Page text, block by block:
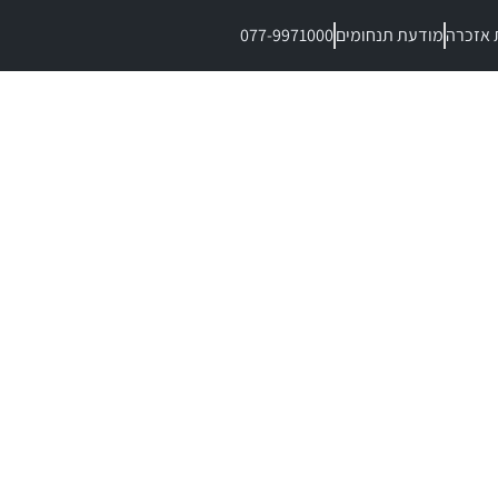
אזכרהמודעת תנחומים077-9971000